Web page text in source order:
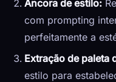
Âncora de estilo:
com prompting
perfeitamente a
Extração de paleta
estilo para